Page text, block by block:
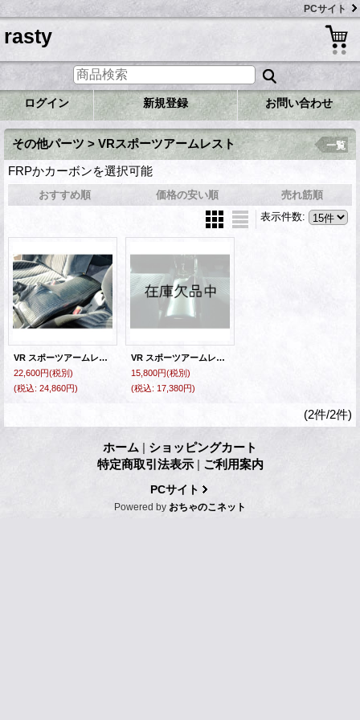
PCサイト
rasty
ログイン 新規登録 お問い合わせ
その他パーツ > VRスポーツアームレスト
FRPかカーボンを選択可能
一覧
おすすめ順 価格の安い順
売れ筋順
表示件数:
VR スポーツアームレスト カーボン
22,600円(税別)
(税込: 24,860円)
VR スポーツアームレスト FRP
15,800円(税別)
(税込: 17,380円)
(2件/2件)
ホーム | ショッピングカート
特定商取引法表示 | ご利用案内
PCサイト
Powered by おちゃのこネット